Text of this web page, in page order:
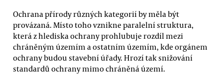
Ochrana přírody různých kategorií by měla být
provázaná. Místo toho vznikne paralelní struktura,
která z hlediska ochrany prohlubuje rozdíl mezi
chráněným územím a ostatním územím, kde orgánem
ochrany budou stavební úřady. Hrozí tak snižování
standardů ochrany mimo chráněná území.